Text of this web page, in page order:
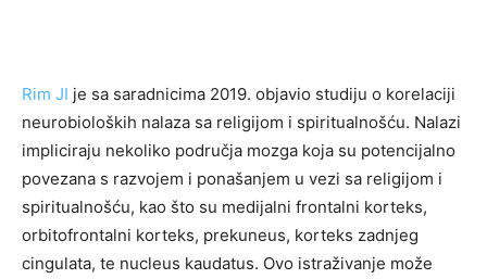
Rim JI je sa saradnicima 2019. objavio studiju o korelaciji
neurobioloških nalaza sa religijom i spiritualnošću. Nalazi
impliciraju nekoliko područja mozga koja su potencijalno
povezana s razvojem i ponašanjem u vezi sa religijom i
spiritualnošću, kao što su medijalni frontalni korteks,
orbitofrontalni korteks, prekuneus, korteks zadnjeg
cingulata, te nucleus kaudatus. Ovo istraživanje može